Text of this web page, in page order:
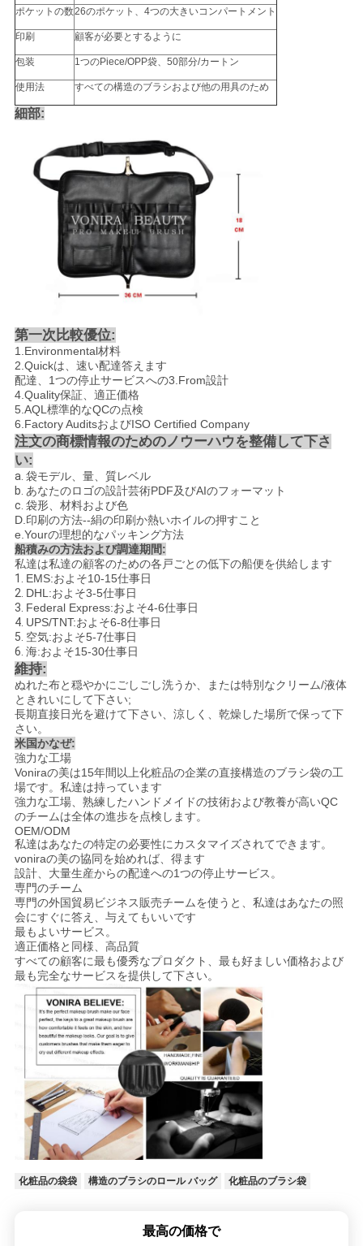
ポケットの数26のポケット、4つの大きいコンパートメント
印刷 顧客が必要とするように
包装 1つのPiece/OPP袋、50部分/カートン
使用法 すべての構造のブラシおよび他の用具のため
細部:
第一次比較優位:
1.Environmental材料
2.Quickは、速い配達答えます
配達、1つの停止サービスへの3.From設計
4.Quality保証、適正価格
5.AQL標準的なQCの点検
6.Factory AuditsおよびISO Certified Company
注文の商標情報のためのノウーハウを整備して下さ
い:
a. 袋モデル、量、質レベル
b. あなたのロゴの設計芸術PDF及びAIのフォーマット
c. 袋形、材料および色
D. 印刷の方法--絹の印刷か熱いホイルの押すこと
e.Yourの理想的なパッキング方法
船積みの方法および調達期間:
私達は私達の顧客のための各戸ごとの低下の船便を供給します
1. EMS:およそ10-15仕事日
2. DHL:およそ3-5仕事日
3. Federal Express:およそ4-6仕事日
4. UPS/TNT:およそ6-8仕事日
5. 空気:およそ5-7仕事日
6. 海:およそ15-30仕事日
維持:
ぬれた布と穏やかにごしごし洗うか、または特別なクリーム/液体
ときれいにして下さい;
長期直接日光を避けて下さい、涼しく、乾燥した場所で保って下
さい。
米国かなぜ:
強力な工場
Voniraの美は15年間以上化粧品の企業の直接構造のブラシ袋の工
場です。私達は持っています
強力な工場、熟練したハンドメイドの技術および教養が高いQC
のチームは全体の進歩を点検します。
OEM/ODM
私達はあなたの特定の必要性にカスタマイズされてできます。
voniraの美の協同を始めれば、得ます
設計、大量生産からの配達への1つの停止サービス。
専門のチーム
専門の外国貿易ビジネス販売チームを使うと、私達はあなたの照
会にすぐに答え、与えてもいいです
最もよいサービス。
適正価格と同様、高品質
すべての顧客に最も優秀なプロダクト、最も好ましい価格および
最も完全なサービスを提供して下さい。
化粧品の袋袋 構造のブラシのロール バッグ 化粧品のブラシ袋
最高の価格で